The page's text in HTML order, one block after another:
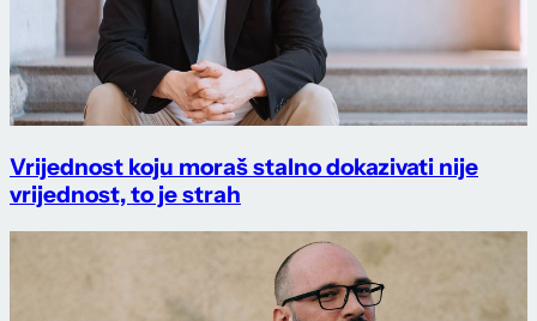
Vrijednost koju moraš stalno dokazivati nije
vrijednost, to je strah